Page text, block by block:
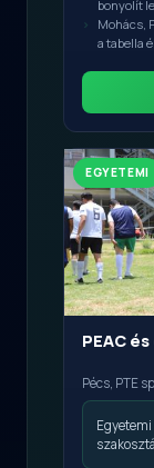
bonyolít
Mohács,
a tabella
EGYETEMI
PEAC
Pécs, PTE
Egyetemi